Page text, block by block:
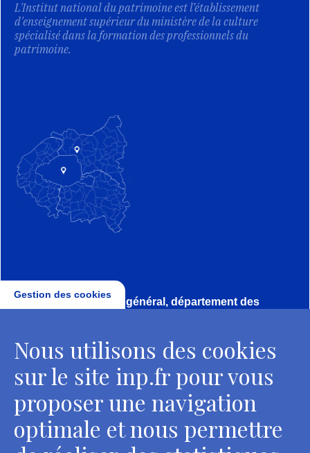
L'Institut national du patrimoine est l’établissement
d'enseignement supérieur du ministère de la culture
spécialisé dans la formation des professionnels du
patrimoine.
Direction, secrétariat général, département des
2 rue Vivienne - 75002 Paris
Tél. : + 33 1 44 41 16 41
Contacts
Gestion des cookies
Nous utilisons des cookies
sur le site inp.fr pour vous
proposer une navigation
optimale et nous permettre